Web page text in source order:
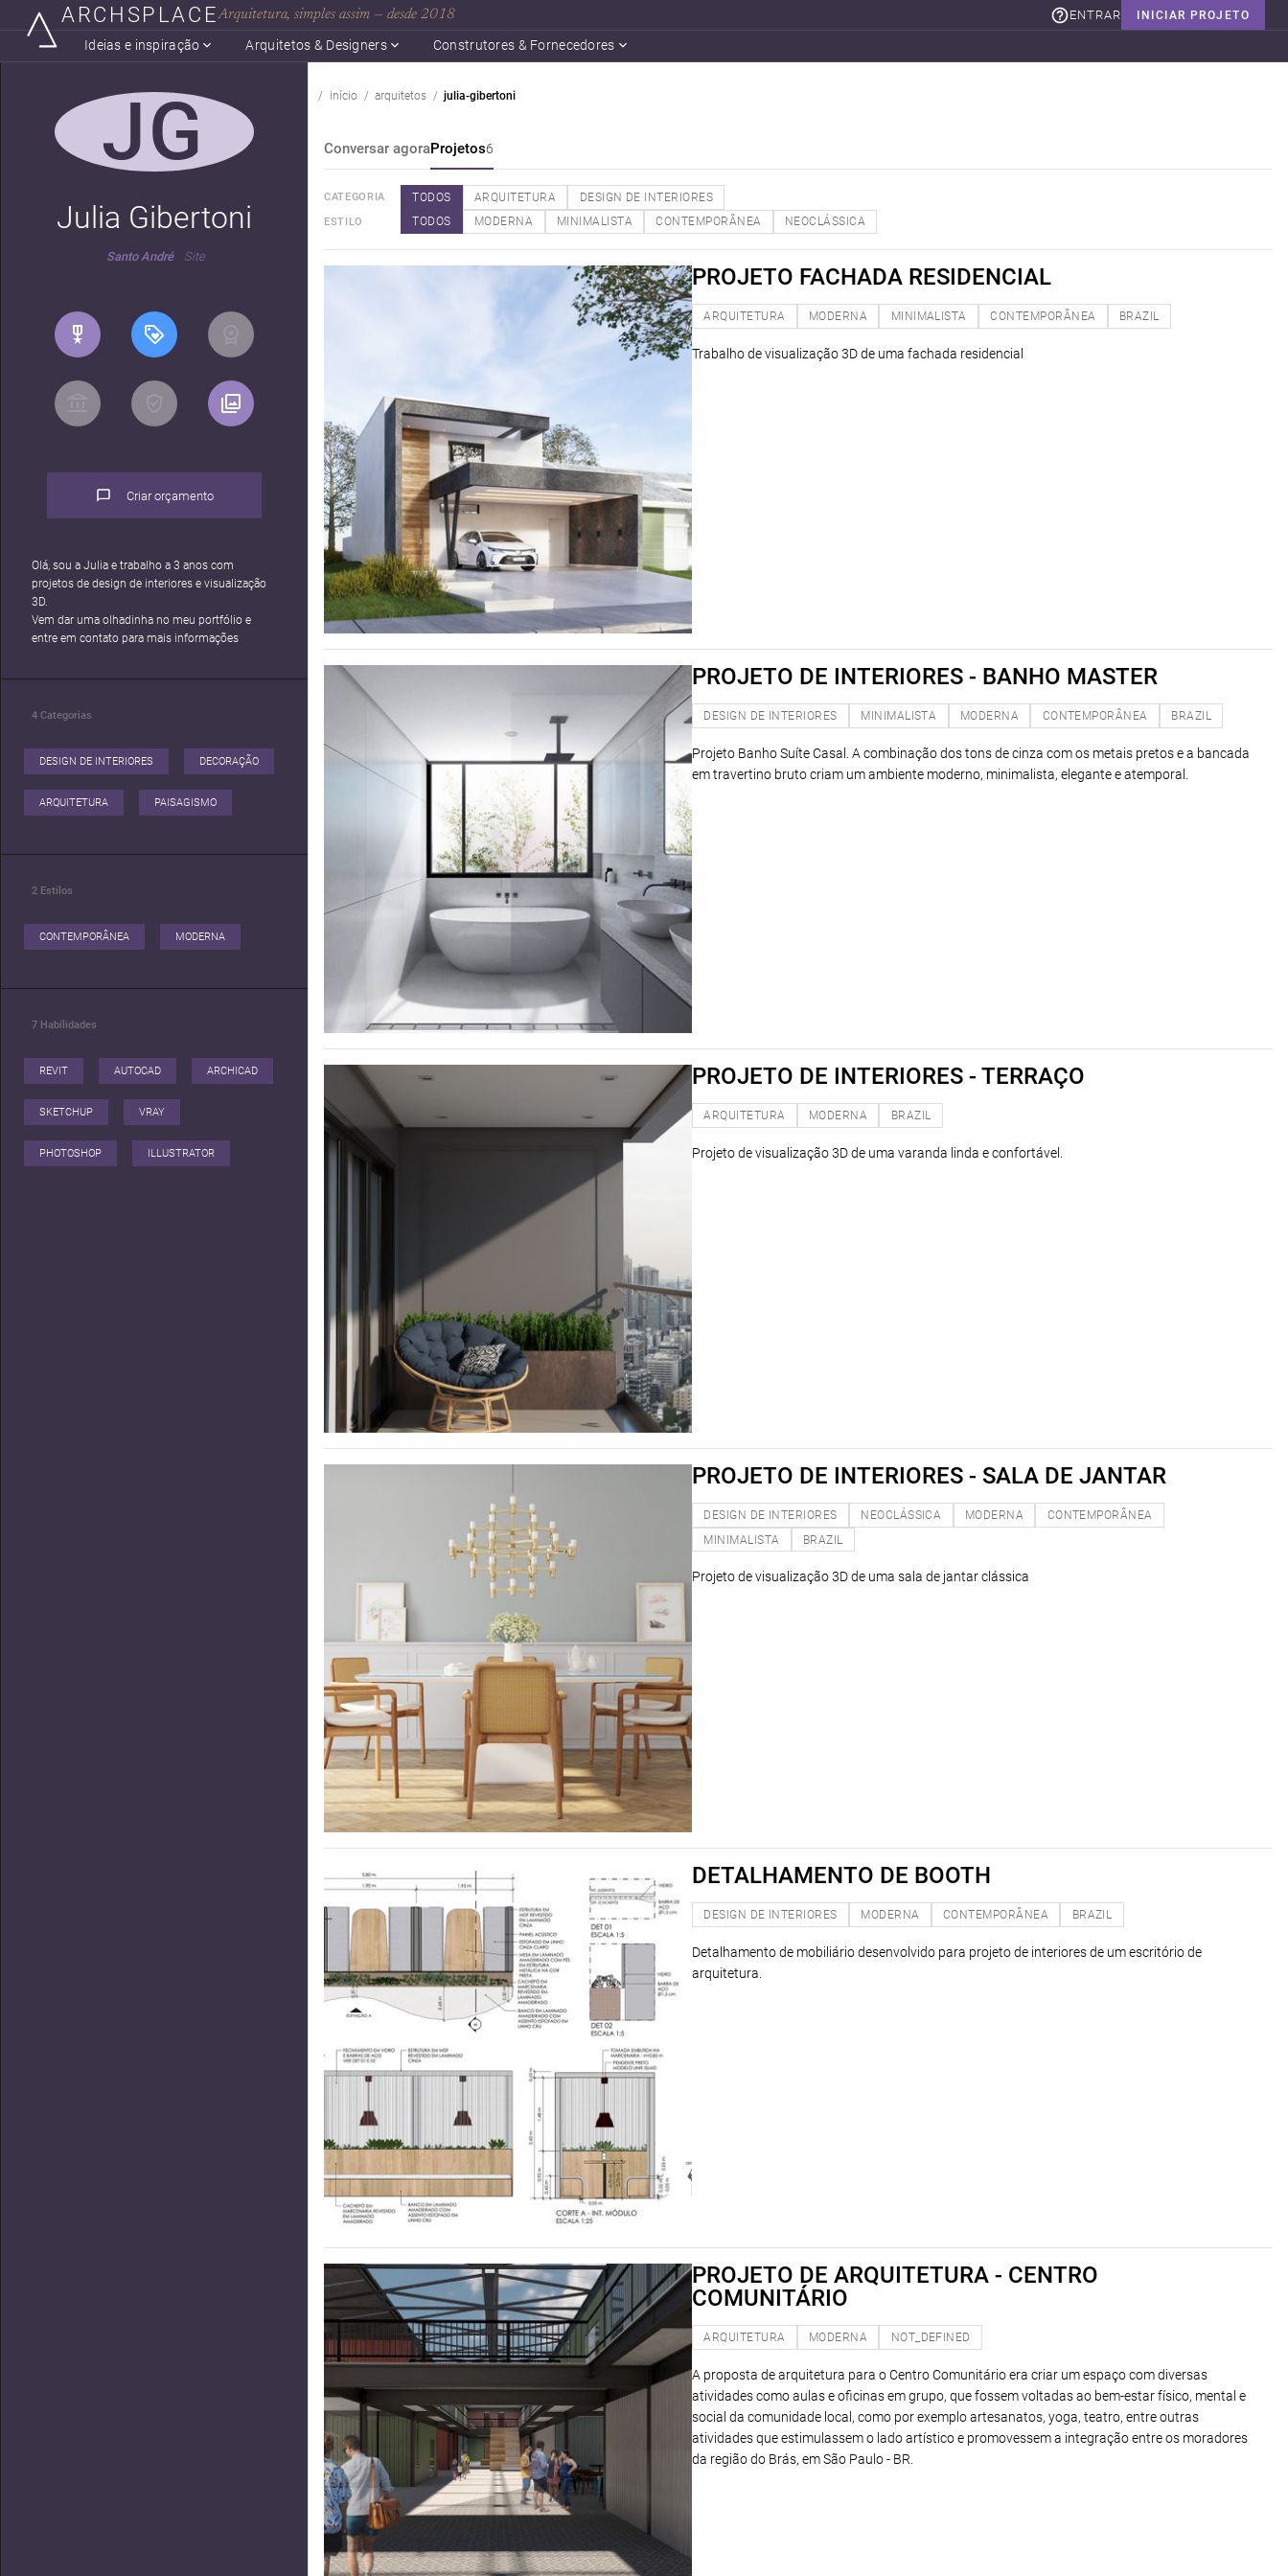
ARCHSPLACEArquitetura, simples assim — desde 2018 INICIAR PROJETO
ENTRAR
Ideias e inspiração Arquitetos & Designers Construtores & Fornecedores
JG
Julia Gibertoni
Santo André Site
Criar orçamento
Olá, sou a Julia e trabalho a 3 anos com
projetos de design de interiores e visualização
3D.
Vem dar uma olhadinha no meu portfólio e
entre em contato para mais informações
4 Categorias
DESIGN DE INTERIORES DECORAÇÃO
ARQUITETURA PAISAGISMO
2 Estilos
CONTEMPORÂNEA MODERNA
7 Habilidades
REVIT AUTOCAD ARCHICAD
SKETCHUP VRAY
PHOTOSHOP ILLUSTRATOR
início arquitetos julia-gibertoni
Conversar agoraProjetos6
CATEGORIA TODOS ARQUITETURA DESIGN DE INTERIORES
ESTILO TODOS MODERNA MINIMALISTA CONTEMPORÂNEA NEOCLÁSSICA
PROJETO FACHADA RESIDENCIAL
ARQUITETURA MODERNA MINIMALISTA CONTEMPORÂNEA BRAZIL
Trabalho de visualização 3D de uma fachada residencial
PROJETO DE INTERIORES - BANHO MASTER
DESIGN DE INTERIORES MINIMALISTA MODERNA CONTEMPORÂNEA BRAZIL
Projeto Banho Suíte Casal. A combinação dos tons de cinza com os metais pretos e a bancada
em travertino bruto criam um ambiente moderno, minimalista, elegante e atemporal.
PROJETO DE INTERIORES - TERRAÇO
ARQUITETURA MODERNA BRAZIL
Projeto de visualização 3D de uma varanda linda e confortável.
PROJETO DE INTERIORES - SALA DE JANTAR
DESIGN DE INTERIORES NEOCLÁSSICA MODERNA
CONTEMPORÂNEA
MINIMALISTA
BRAZIL
Projeto de visualização 3D de uma sala de jantar clássica
DETALHAMENTO DE BOOTH
DESIGN DE INTERIORES MODERNA CONTEMPORÂNEA BRAZIL
Detalhamento de mobiliário desenvolvido para projeto de interiores de um escritório de
arquitetura.
PROJETO DE ARQUITETURA - CENTRO
COMUNITÁRIO
ARQUITETURA MODERNA NOT_DEFINED
A proposta de arquitetura para o Centro Comunitário era criar um espaço com diversas
atividades como aulas e oficinas em grupo, que fossem voltadas ao bem-estar físico, mental e
social da comunidade local, como por exemplo artesanatos, yoga, teatro, entre outras
atividades que estimulassem o lado artístico e promovessem a integração entre os moradores
da região do Brás, em São Paulo - BR.